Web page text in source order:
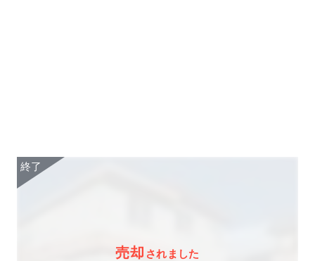
売却 されました